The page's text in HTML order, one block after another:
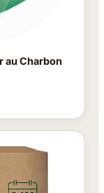
au Charbon